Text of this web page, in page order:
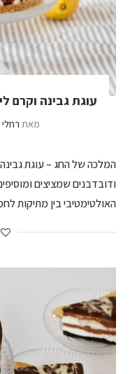
עוגת גבינה וקרם
מאת
המלכה של החג – עוגת
ודובדבנים שמציצים
האולטימטיבי בין מתיקות